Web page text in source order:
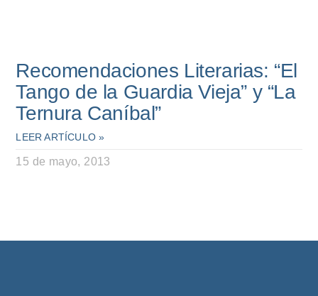
Recomendaciones Literarias: “El
Tango de la Guardia Vieja” y “La
Ternura Caníbal”
LEER ARTÍCULO »
15 de mayo, 2013